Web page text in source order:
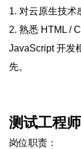
1. 对云原生技术
2. 熟悉 HTML /
JavaScript 开发
先。
测试工程师
岗位职责：